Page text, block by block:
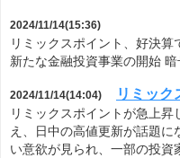
2024/11/14(15:36)
リミックスポイント、好決
新たな金融投資事業の開始
2024/11/14(14:04) リミック
リミックスポイントが急上
え、日中の高値更新が話題
い意欲が見られ、一部の投資